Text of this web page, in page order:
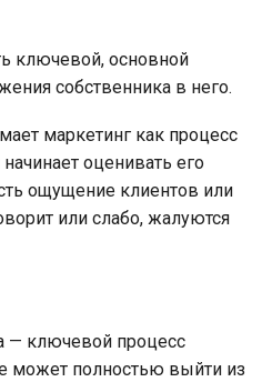
ключевой, основной
собственника в него.
маркетинг как процесс
оценивать его
ощущение клиентов или
или слабо, жалуются
— ключевой процесс
может полностью выйти из